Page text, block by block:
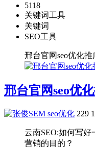
5118
关键词工具
关键词
SEO工具
邢台官网seo优化推
邢台官网seo优
seo优化 229
云南SEO:如何写好
营销的目的？